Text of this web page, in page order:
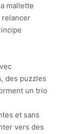
mallette
relancer
des puzzles
un trio
et sans
vers des